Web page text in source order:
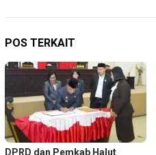
POS TERKAIT
DPRD dan Pemkab Halut